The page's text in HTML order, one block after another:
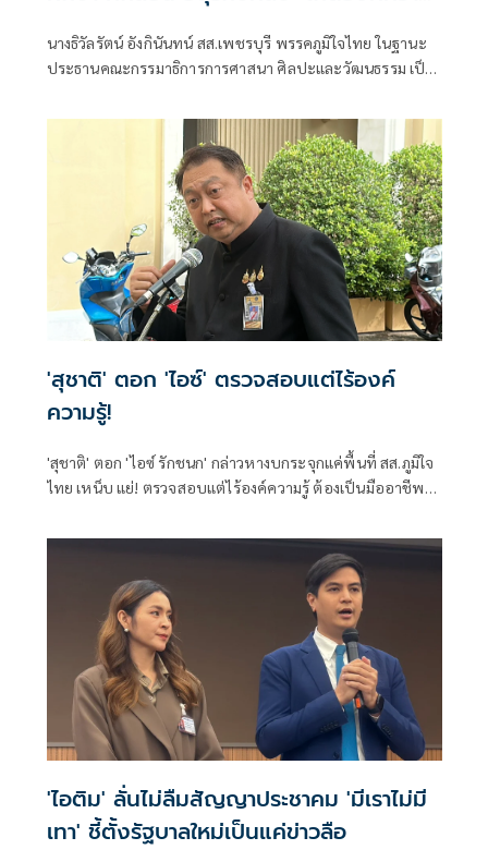
นานาชาติ
นางธิวัลรัตน์ อังกินันทน์ สส.เพชรบุรี พรรคภูมิใจไทย ในฐานะ
ประธานคณะกรรมาธิการการศาสนา ศิลปะและวัฒนธรรม เป็น
ณ โรงเรียนราชประชานุเคราะห์ 47 จังหวัดเพชรบุรี ร่วมกับ
สมาคมสยามยุทธกีฬาพื้นเมืองไทย ตลอดจนทุกภาคส่วน ที่ร่วม
แรงร่วมใจจัดเวทีแห่งการเรียนรู้ เพื่อแลกเปลี่ยนองค์ความรู้และ
สร้างเครือข่ายมวยไทยในระดับนานาชาติ
'สุชาติ' ตอก 'ไอซ์' ตรวจสอบแต่ไร้องค์
ความรู้!
'สุชาติ' ตอก 'ไอซ์ รักชนก' กล่าวหางบกระจุกแค่พื้นที่ สส.ภูมิใจ
ไทย เหน็บ แย่! ตรวจสอบแต่ไร้องค์ความรู้ ต้องเป็นมืออาชีพ
ชอบ
'ไอติม' ลั่นไม่ลืมสัญญาประชาคม 'มีเราไม่มี
เทา' ชี้ตั้งรัฐบาลใหม่เป็นแค่ข่าวลือ